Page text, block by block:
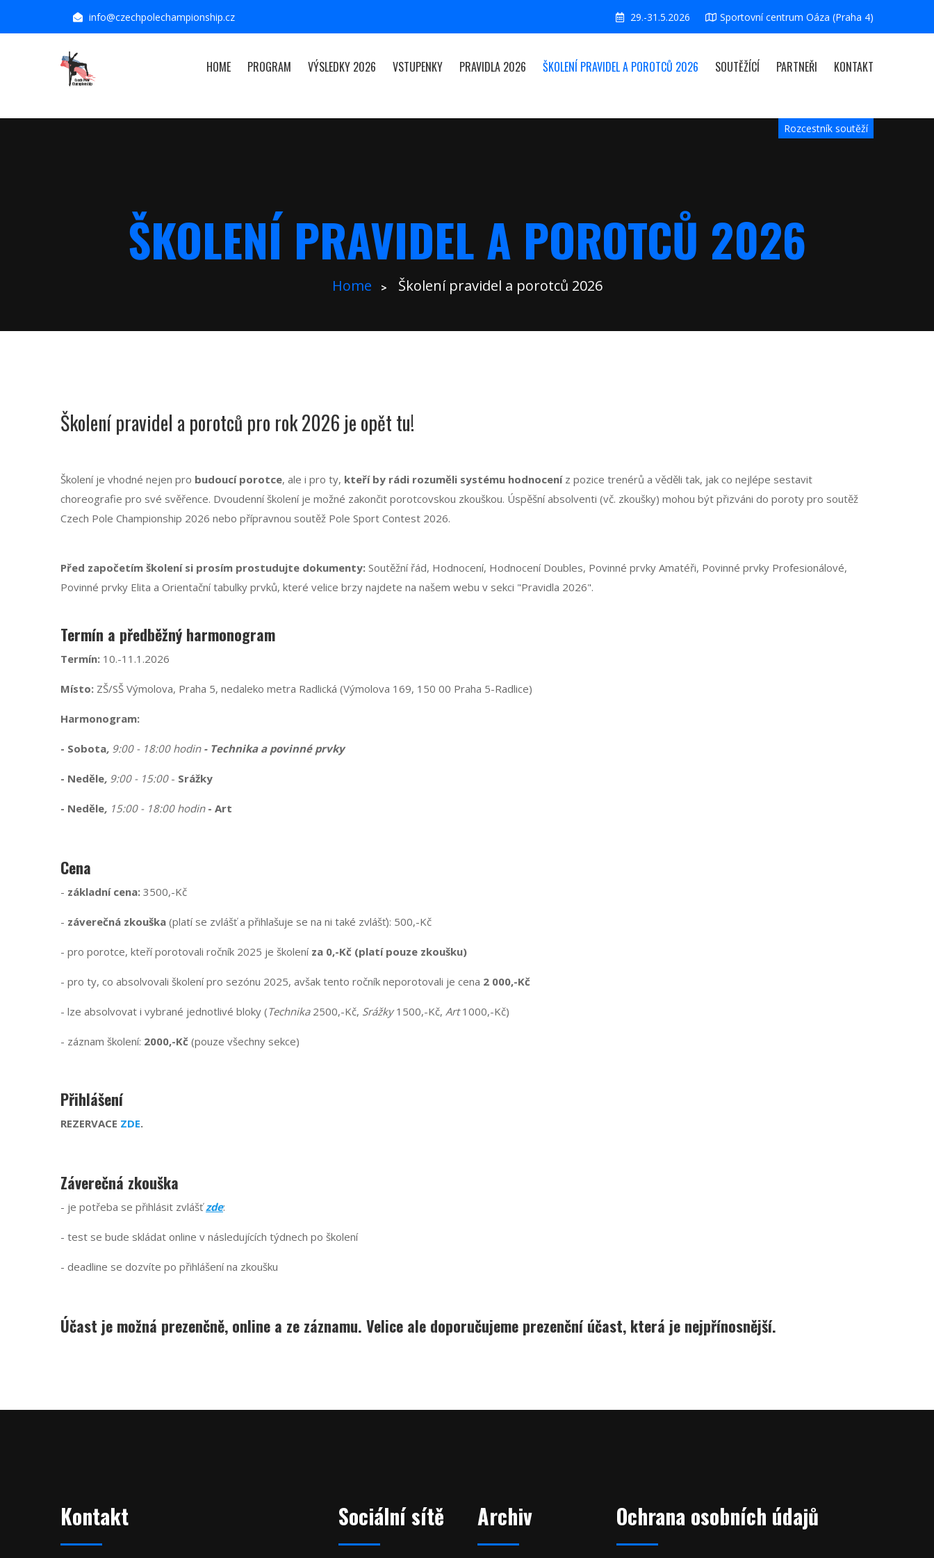
info@czechpolechampionship.cz 29.-31.5.2026 Sportovní centrum Oáza (Praha 4)
HOME PROGRAM VÝSLEDKY 2026 VSTUPENKY PRAVIDLA 2026 ŠKOLENÍ PRAVIDEL A POROTCŮ 2026 SOUTĚŽÍCÍ PARTNEŘI KONTAKT
Rozcestník soutěží
ŠKOLENÍ PRAVIDEL A POROTCŮ 2026
Home Školení pravidel a porotců 2026
Školení pravidel a porotců pro rok 2026 je opět tu!
Školení je vhodné nejen pro budoucí porotce, ale i pro ty, kteří by rádi rozuměli systému hodnoceníz pozice trenérů a věděli tak, jak co nejlépe sestavit
choreografie pro své svěřence. Dvoudenní školení je možné zakončit porotcovskou zkouškou. Úspěšní absolventi (vč. zkoušky) mohou být přizváni do poroty pro soutěž
Czech Pole Championship 2026 nebo přípravnou soutěž Pole Sport Contest 2026.
Před započetím školení si prosím prostudujte dokumenty: Soutěžní řád, Hodnocení, Hodnocení Doubles, Povinné prvky Amatéři, Povinné prvky Profesionálové,
Povinné prvky Elita a Orientační tabulky prvků, které velice brzy najdete na našem webu v sekci "Pravidla 2026".
Termín a předběžný harmonogram
Termín: 10.-11.1.2026
Místo: ZŠ/SŠ Výmolova, Praha 5, nedaleko metra Radlická (Výmolova 169, 150 00 Praha 5-Radlice)
Harmonogram:
- Sobota, 9:00 - 18:00 hodin- Technika a povinné prvky
- Neděle, 9:00 - 15:00 - Srážky
- Neděle, 15:00 - 18:00 hodin- Art
Cena
- základní cena: 3500,-Kč
- záverečná zkouška (platí se zvlášť a přihlašuje se na ni také zvlášť): 500,-Kč
- pro porotce, kteří porotovali ročník 2025 je školeníza 0,-Kč (platí pouze zkoušku)
- pro ty, co absolvovali školení pro sezónu 2025, avšak tento ročník neporotovali je cena 2 000,-Kč
- lze absolvovat i vybrané jednotlivé bloky (Technika2500,-Kč, Srážky1500,-Kč, Art1000,-Kč)
- záznam školení: 2000,-Kč (pouze všechny sekce)
Přihlášení
REZERVACE ZDE.
Záverečná zkouška
- je potřeba se přihlásit zvlášťzde:
- test se bude skládat online v následujících týdnech po školení
- deadline se dozvíte po přihlášení na zkoušku
Účast je možná prezenčně, online a ze záznamu. Velice ale doporučujeme prezenční účast, která je nejpřínosnější.
Kontakt Sociální sítě Archiv Ochrana osobních údajů